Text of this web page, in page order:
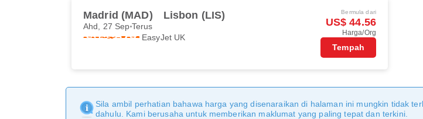
Madrid (MAD) Lisbon (LIS)
Ahd, 27 Sep Terus
EasyJet UK
Bermula dari
US$ 44.56
Harga/Org
Tempah
Sila ambil perhatian bahawa harga yang disenaraikan di halaman ini mungkin tidak
dahulu. Kami berusaha untuk memberikan maklumat yang paling tepat dan terkini.